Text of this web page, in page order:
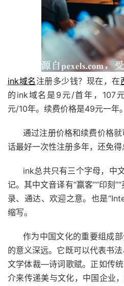
ink域名 注册多少钱？现在，在
的ink域名是9元/首年，107
元/10年。续费价格是49元一年。
通过注册价格和续费价格
话最好一次性注册多年，还免得
ink总共只有三个字母，中
记。其中文音译有“赢客”“印刻
录、通达、欢迎之意。也是
缩写。
作为中国文化的重要组成
的意义深远。它既可以代表书
文学体裁—诗词歌赋。正如传
介来传递美与文化，中国企业